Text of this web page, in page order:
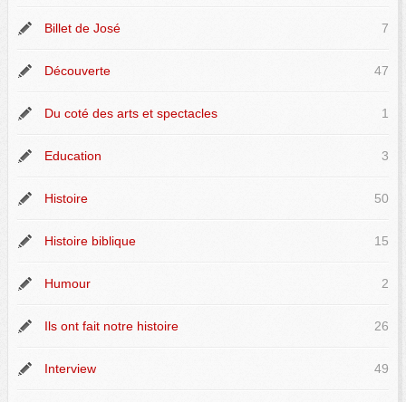
Billet de José 7
Découverte 47
Du coté des arts et spectacles 1
Education 3
Histoire 50
Histoire biblique 15
Humour 2
Ils ont fait notre histoire 26
Interview 49